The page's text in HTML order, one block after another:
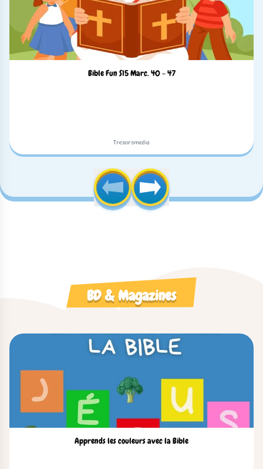
Bible Fun S15 Marc. 40 - 47
Tresorsmedia
BD & Magazines
Apprends les couleurs avec la Bible